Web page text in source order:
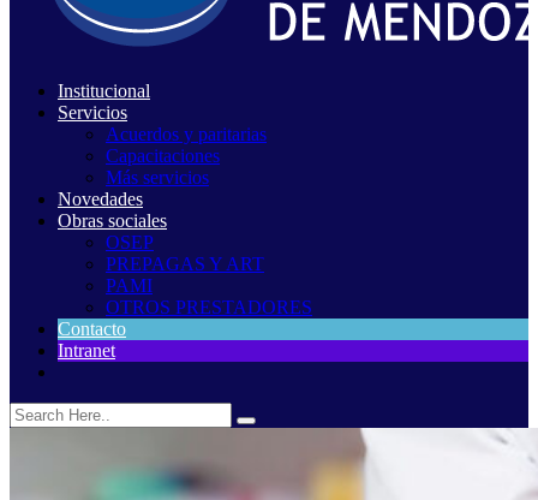
Institucional
Servicios
Acuerdos y paritarias
Capacitaciones
Más servicios
Novedades
Obras sociales
OSEP
PREPAGAS Y ART
PAMI
OTROS PRESTADORES
Contacto
Intranet